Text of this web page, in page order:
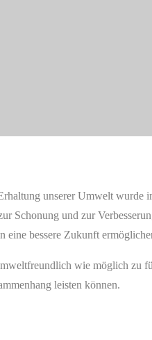
unserer Umwelt wurde
Schonung und zur
eine bessere Zukunft
wie möglich zu
leisten können.